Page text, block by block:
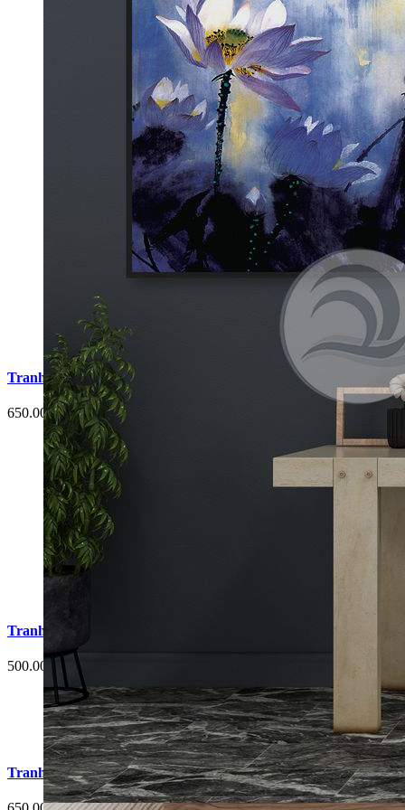
Tranh Cá Chép Hoa Sen Phòng Ngủ G3
500.000 đ
Tranh Cá Chép Hoa Sen Phòng Ngủ G4
650.000 đ
Tranh Cá Chép Hoa Sen Phòng Ngủ G5